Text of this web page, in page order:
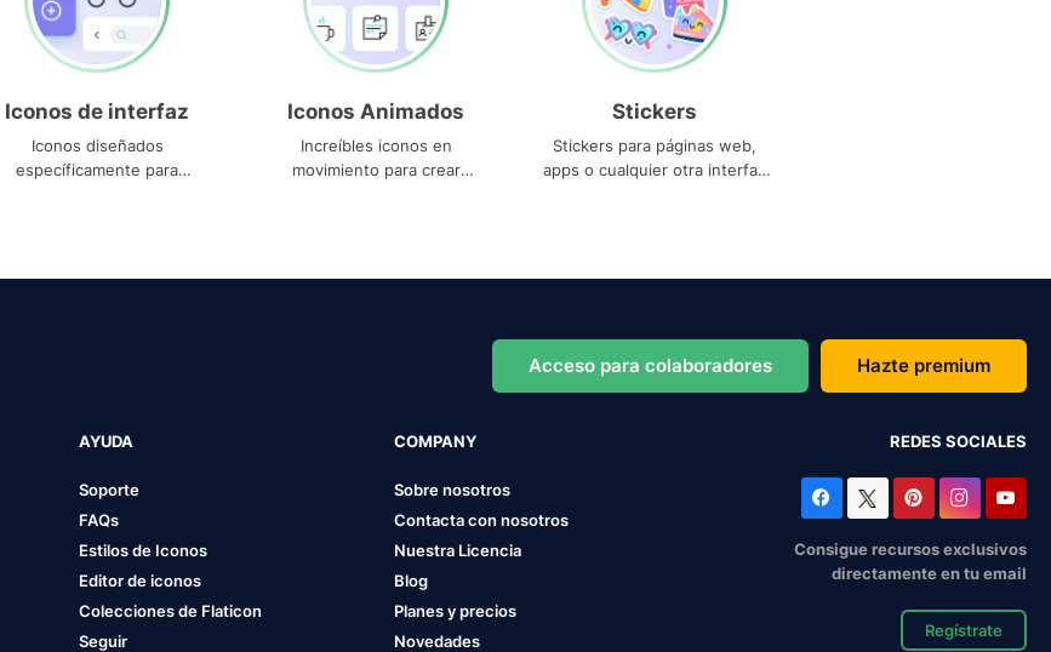
Iconos de interfaz
Iconos diseñados
específicamente para
Iconos Animados
Increíbles iconos en
movimiento para crear
Stickers
Stickers para páginas web,
apps o cualquier otra interfaz
Acceso para colaboradores Hazte premium
AYUDA
Soporte
FAQs
Estilos de Iconos
Editor de iconos
Colecciones de Flaticon
Seguir
COMPANY
Sobre nosotros
Contacta con nosotros
Nuestra Licencia
Blog
Planes y precios
Novedades
REDES SOCIALES
Consigue recursos exclusivos
directamente en tu email
Regístrate